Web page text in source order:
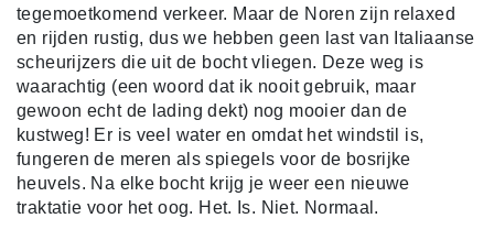
tegemoetkomend verkeer. Maar de Noren zijn relaxed
en rijden rustig, dus we hebben geen last van Italiaanse
scheurijzers die uit de bocht vliegen. Deze weg is
waarachtig (een woord dat ik nooit gebruik, maar
gewoon echt de lading dekt) nog mooier dan de
kustweg! Er is veel water en omdat het windstil is,
fungeren de meren als spiegels voor de bosrijke
heuvels. Na elke bocht krijg je weer een nieuwe
traktatie voor het oog. Het. Is. Niet. Normaal.